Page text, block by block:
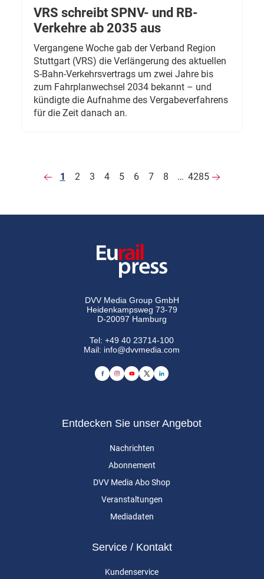
VRS schreibt SPNV- und RB-
Verkehre ab 2035 aus
Vergangene Woche gab der Verband Region
Stuttgart (VRS) die Verlängerung des aktuellen
S-Bahn-Verkehrsvertrags um zwei Jahre bis
zum Fahrplanwechsel 2034 bekannt – und
kündigte die Aufnahme des Vergabeverfahrens
für die Zeit danach an.
1 2 3 4 5 6 7 8 … 4285
DVV Media Group GmbH
Heidenkampsweg 73-79
D-20097 Hamburg
Tel:+49 40 23714-100
Mail: info@dvvmedia.com
Entdecken Sie unser Angebot
Nachrichten
Abonnement
DVV Media Abo Shop
Veranstaltungen
Mediadaten
Service / Kontakt
Kundenservice